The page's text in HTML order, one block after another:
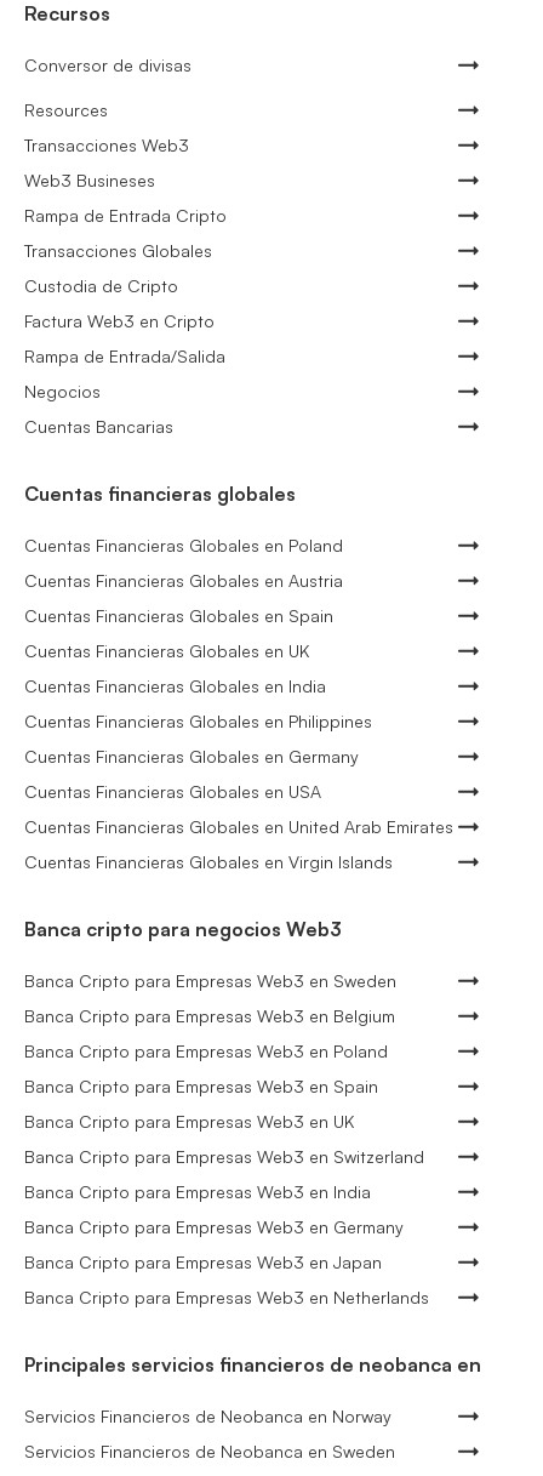
Recursos
Conversor de divisas
Resources
Transacciones Web3
Web3 Busineses
Rampa de Entrada Cripto
Transacciones Globales
Custodia de Cripto
Factura Web3 en Cripto
Rampa de Entrada/Salida
Negocios
Cuentas Bancarias
Cuentas financieras globales
Cuentas Financieras Globales en Poland
Cuentas Financieras Globales en Austria
Cuentas Financieras Globales en Spain
Cuentas Financieras Globales en UK
Cuentas Financieras Globales en India
Cuentas Financieras Globales en Philippines
Cuentas Financieras Globales en Germany
Cuentas Financieras Globales en USA
Cuentas Financieras Globales en United Arab Emirates
Cuentas Financieras Globales en Virgin Islands
Banca cripto para negocios Web3
Banca Cripto para Empresas Web3 en Sweden
Banca Cripto para Empresas Web3 en Belgium
Banca Cripto para Empresas Web3 en Poland
Banca Cripto para Empresas Web3 en Spain
Banca Cripto para Empresas Web3 en UK
Banca Cripto para Empresas Web3 en Switzerland
Banca Cripto para Empresas Web3 en India
Banca Cripto para Empresas Web3 en Germany
Banca Cripto para Empresas Web3 en Japan
Banca Cripto para Empresas Web3 en Netherlands
Principales servicios financieros de neobanca en
Servicios Financieros de Neobanca en Norway
Servicios Financieros de Neobanca en Sweden